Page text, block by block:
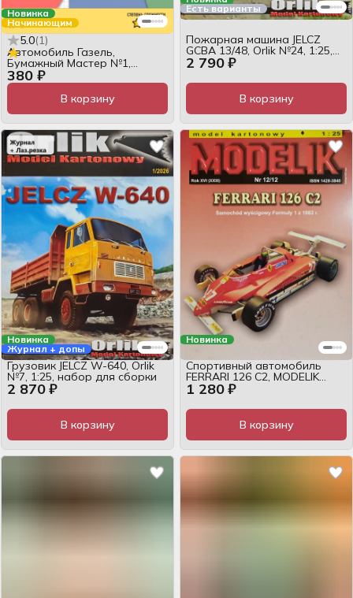
Новинка
Начинающим
5.0(1)
380 ₽
Автомобиль Газель,
Бумажный Мастер №1,
журнал для сборки
В корзину
Есть варианты
2 790 ₽
Пожарная машина JELCZ
GCBA 13/48, Orlik №24, 1:25,
журнал
В корзину
Новинка
Журнал + допы
2 870 ₽
Грузовик JELCZ W-640, Orlik
№7, 1:25, набор для сборки
В корзину
Новинка
1 280 ₽
Спортивный автомобиль
FERRARI 126 С2, MODELIK
№12/12, 1:25, журнал
В корзину